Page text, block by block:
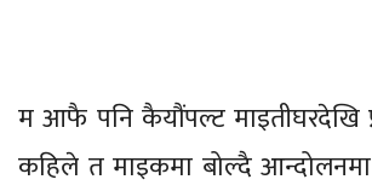
म आफै पनि कैयौंपल्ट माइतीघरदेखि
कहिले त माइकमा बोल्दै